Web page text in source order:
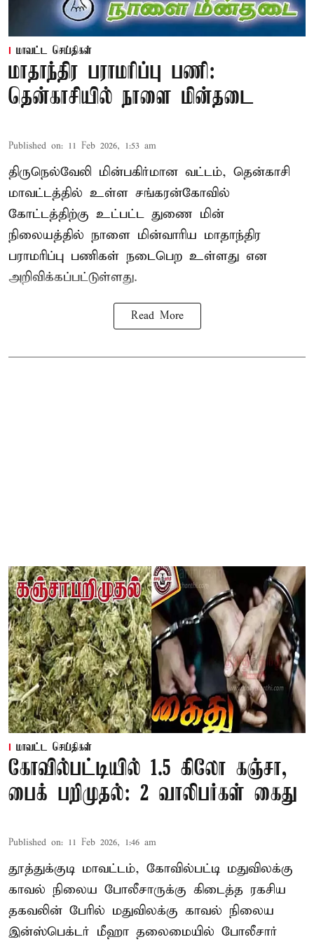
மாவட்ட செய்திகள்
மாதாந்திர பராமரிப்பு பணி:
தென்காசியில் நாளை மின்தடை
Published on: 11 Feb 2026, 1:53 am
திருநெல்வேலி மின்பகிர்மான வட்டம், தென்காசி
மாவட்டத்தில் உள்ள சங்கரன்கோவில்
கோட்டத்திற்கு உட்பட்ட துணை மின்
நிலையத்தில் நாளை மின்வாரிய மாதாந்திர
பராமரிப்பு பணிகள் நடைபெற உள்ளது என
அறிவிக்கப்பட்டுள்ளது.
Read More
மாவட்ட செய்திகள்
கோவில்பட்டியில் 1.5 கிலோ கஞ்சா,
பைக் பறிமுதல்: 2 வாலிபர்கள் கைது
Published on: 11 Feb 2026, 1:46 am
தூத்துக்குடி மாவட்டம், கோவில்பட்டி மதுவிலக்கு
காவல் நிலைய போலீசாருக்கு கிடைத்த ரகசிய
தகவலின் பேரில் மதுவிலக்கு காவல் நிலைய
இன்ஸ்பெக்டர் மீஹா தலைமையில் போலீசார்